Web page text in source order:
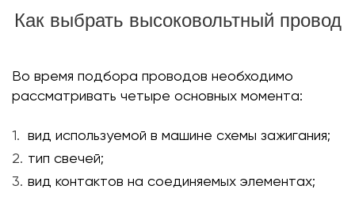
Как выбрать высоковольтный провод
Во время подбора проводов необходимо
рассматривать четыре основных момента:
вид используемой в машине схемы зажигания;
тип свечей;
вид контактов на соединяемых элементах;